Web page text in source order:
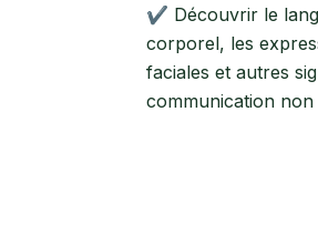
✔ Découvrir le
corporel, les
faciales et autres
communication non